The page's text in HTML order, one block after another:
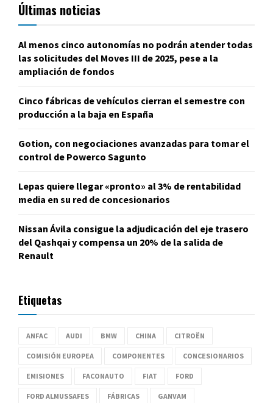
Últimas noticias
Al menos cinco autonomías no podrán atender todas
las solicitudes del Moves III de 2025, pese a la
ampliación de fondos
Cinco fábricas de vehículos cierran el semestre con
producción a la baja en España
Gotion, con negociaciones avanzadas para tomar el
control de Powerco Sagunto
Lepas quiere llegar «pronto» al 3% de rentabilidad
media en su red de concesionarios
Nissan Ávila consigue la adjudicación del eje trasero
del Qashqai y compensa un 20% de la salida de
Renault
Etiquetas
ANFAC AUDI BMW CHINA CITROËN
COMISIÓN EUROPEA COMPONENTES CONCESIONARIOS
EMISIONES FACONAUTO FIAT FORD
FORD ALMUSSAFES FÁBRICAS GANVAM